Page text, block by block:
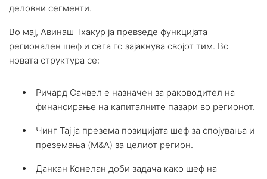
деловни сегменти.
Во мај, Авинаш Тхакур ja превзеде функцијата
регионален шеф и сега го зајакнува својот тим. Во
новата структура се:
Ричард Сачвел е назначен за раководител на
финансирање на капиталните пазари во регионот.
Чинг Тај ја презема позицијата шеф за спојувања и
преземања (M&A) за целиот регион.
Данкан Конелан доби задача како шеф на